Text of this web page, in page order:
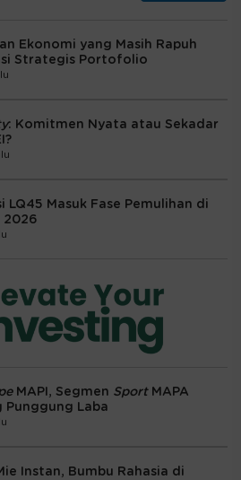
Ekonomi yang Masih Rapuh
Strategis Portofolio
: Komitmen Nyata atau Sekadar
LQ45 Masuk Fase Pemulihan di
2026
MAPI, Segmen Sport MAPA
Punggung Laba
Instan, Bumbu Rahasia di